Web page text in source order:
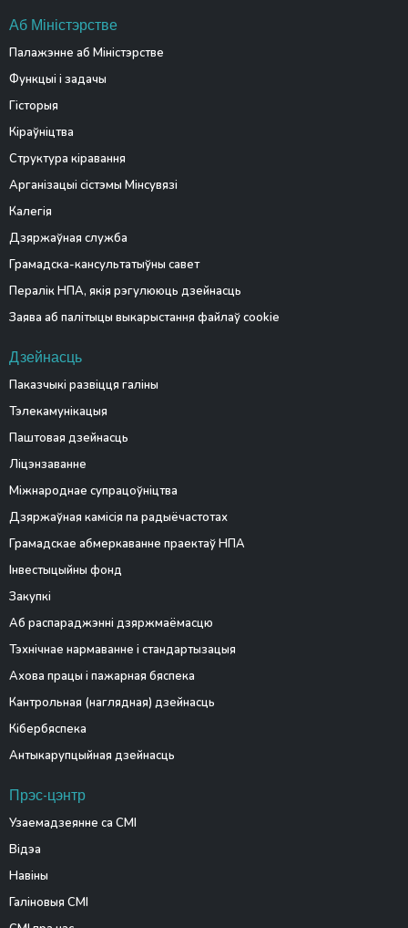
Аб Міністэрстве
Палажэнне аб Міністэрстве
Функцыі і задачы
Гісторыя
Кіраўніцтва
Структура кіравання
Арганізацыі сістэмы Мінсувязі
Калегія
Дзяржаўная служба
Грамадска-кансультатыўны савет
Пералік НПА, якія рэгулююць дзейнасць
Заява аб палітыцы выкарыстання файлаў cookie
Дзейнасць
Паказчыкі развіцця галіны
Тэлекамунікацыя
Паштовая дзейнасць
Ліцэнзаванне
Міжнароднае супрацоўніцтва
Дзяржаўная камісія па радыёчастотах
Грамадскае абмеркаванне праектаў НПА
Інвестыцыйны фонд
Закупкі
Аб распараджэнні дзяржмаёмасцю
Тэхнічнае нармаванне і стандартызацыя
Ахова працы і пажарная бяспека
Кантрольная (наглядная) дзейнасць
Кібербяспека
Антыкарупцыйная дзейнасць
Прэс-цэнтр
Узаемадзеянне са СМІ
Відэа
Навіны
Галіновыя СМІ